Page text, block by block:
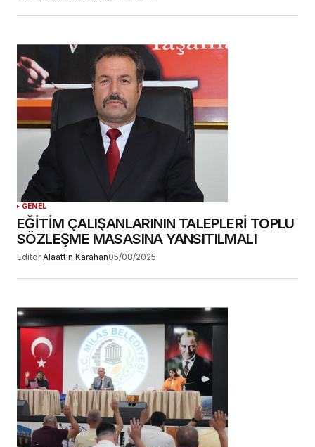
GENEL
EĞİTİM ÇALIŞANLARININ TALEPLERİ TOPLU
SÖZLEŞME MASASINA YANSITILMALI
Editör Alaattin Karahan05/08/2025